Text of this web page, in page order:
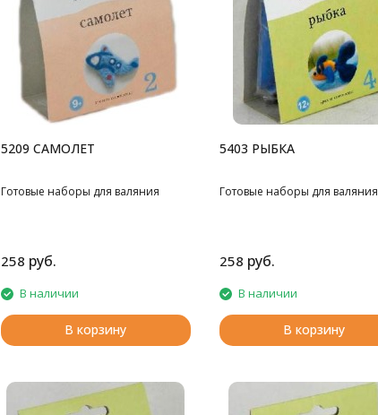
5209 САМОЛЕТ
Готовые наборы для валяния
258 руб.
В наличии
В корзину
5403 РЫБКА
Готовые наборы для валяния
258 руб.
В наличии
В корзину